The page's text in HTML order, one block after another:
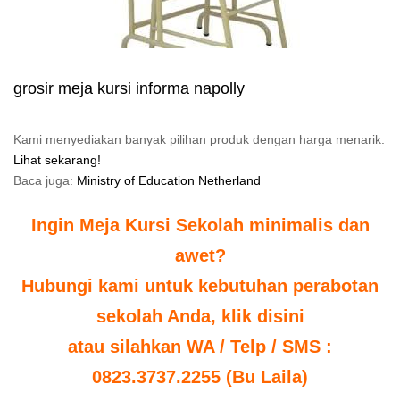
grosir meja kursi informa napolly
Kami menyediakan banyak pilihan produk dengan harga menarik.
Lihat sekarang!
Baca juga: Ministry of Education Netherland
Ingin Meja Kursi Sekolah minimalis dan
awet?
Hubungi kami untuk kebutuhan perabotan
sekolah Anda, klik disini
atau silahkan WA / Telp / SMS :
0823.3737.2255 (Bu Laila)